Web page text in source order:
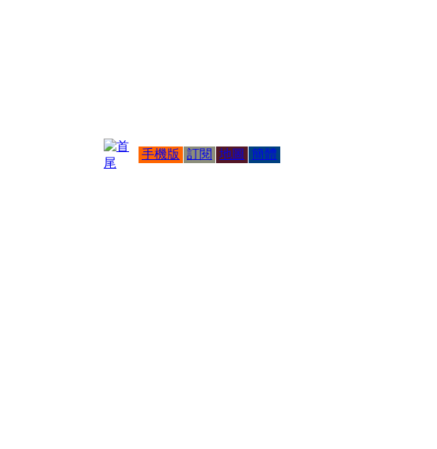
手機版 訂閱 地圖 簡體